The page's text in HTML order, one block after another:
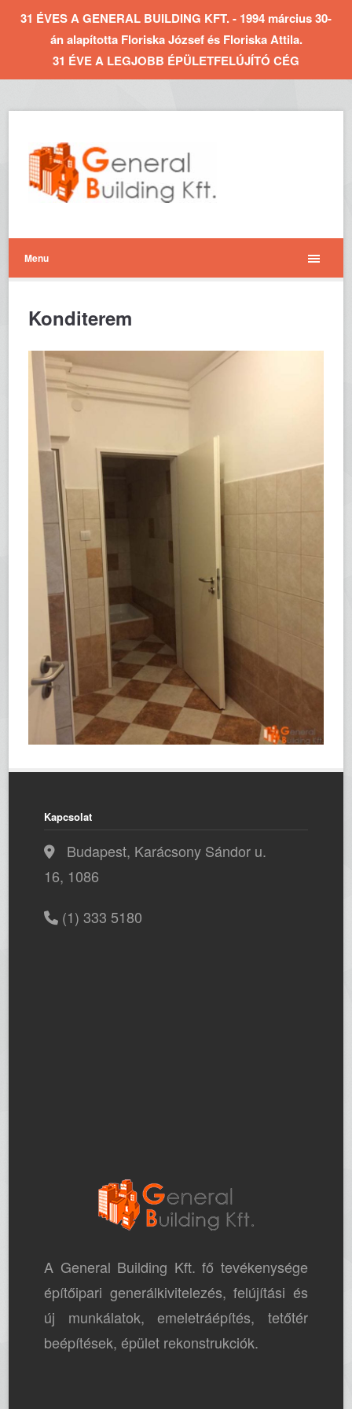
31 ÉVES A GENERAL BUILDING KFT. - 1994 március 30-
án alapította Floriska József és Floriska Attila.
31 ÉVE A LEGJOBB ÉPÜLETFELÚJÍTÓ CÉG
Menu
Konditerem
Kapcsolat
Budapest, Karácsony Sándor u.
16, 1086
(1) 333 5180
A General Building Kft. fő tevékenysége
építőipari generálkivitelezés, felújítási és
új munkálatok, emeletráépítés, tetőtér
beépítések, épület rekonstrukciók.